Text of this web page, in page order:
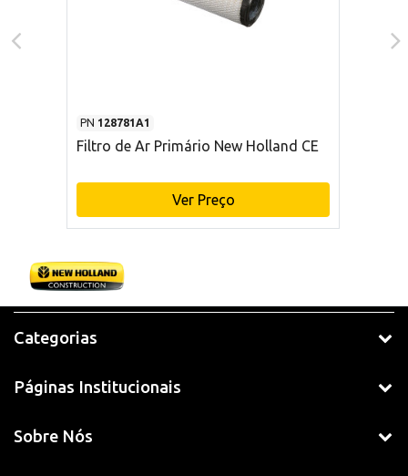
PN 128781A1
Filtro de Ar Primário New Holland CE
Ver Preço
Categorias
Páginas Institucionais
Sobre Nós